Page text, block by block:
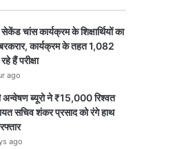
चांस कार्यक्रम के शिक्षार्थियों का
कार्यक्रम के तहत 1,082
हैं परीक्षा
ago
अन्वेषण ब्यूरो ने ₹15,000 रिश्वत
सचिव शंकर प्रसाद को रंगे हाथ
ago